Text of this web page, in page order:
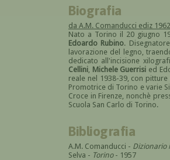
Biografia
da A.M. Comanducci ediz 1962
Nato a Torino il 20 giugno
Edoardo Rubino.
lavorazione del legno,
dedicato all'incisione
Cellini Michele Guerrisi ed
reale nel 1938-39, con
Promotrice di Torino e varie
Croce in Firenze, nonchè
Scuola San Carlo di Torino.
Bibliografia
A.M. Comanducci - Dizionario
Selva - Torino- 1957